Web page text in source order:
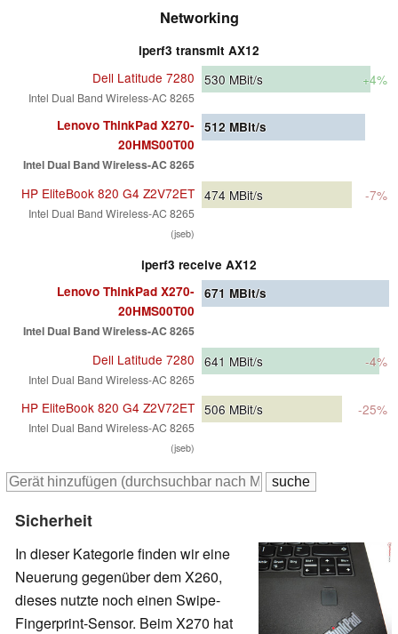
Networking
iperf3 transmit AX12
Dell Latitude 7280
Intel Dual Band Wireless-AC 8265
530 MBit/s +4%
Lenovo ThinkPad X270-
20HMS00T00
Intel Dual Band Wireless-AC 8265
512 MBit/s
HP EliteBook 820 G4 Z2V72ET
Intel Dual Band Wireless-AC 8265
(jseb)
474 MBit/s -7%
iperf3 receive AX12
Lenovo ThinkPad X270-
20HMS00T00
Intel Dual Band Wireless-AC 8265
671 MBit/s
Dell Latitude 7280
Intel Dual Band Wireless-AC 8265
641 MBit/s -4%
HP EliteBook 820 G4 Z2V72ET
Intel Dual Band Wireless-AC 8265
(jseb)
506 MBit/s -25%
Sicherheit
In dieser Kategorie finden wir eine
Neuerung gegenüber dem X260,
dieses nutzte noch einen Swipe-
Fingerprint-Sensor. Beim X270 hat